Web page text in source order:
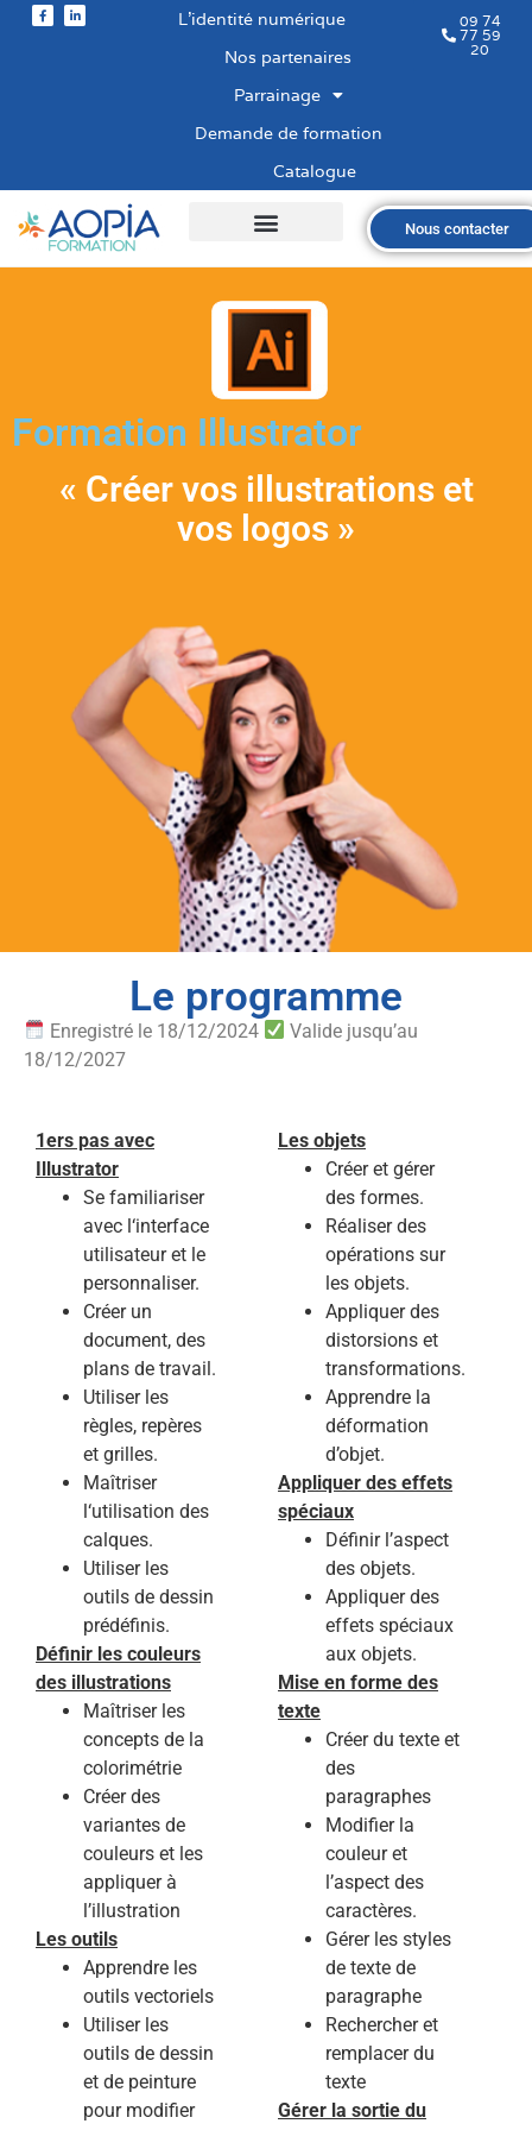
L’identité numérique
Nos partenaires
Parrainage
Demande de formation
Catalogue
09 74
77 59
20
Nous contacter
Formation Illustrator
« Créer vos illustrations et
vos logos »
Le programme
Enregistré le 18/12/2024
Valide jusqu’au
18/12/2027
1ers pas avec
Illustrator
Se familiariser
avec l‘interface
utilisateur et le
personnaliser.
Créer un
document, des
plans de travail.
Utiliser les
règles, repères
et grilles.
Maîtriser
l‘utilisation des
calques.
Utiliser les
outils de dessin
prédéfinis.
Définir les couleurs
des illustrations
Maîtriser les
concepts de la
colorimétrie
Créer des
variantes de
couleurs et les
appliquer à
l’illustration
Les outils
Apprendre les
outils vectoriels
Utiliser les
outils de dessin
et de peinture
pour modifier
Les objets
Créer et gérer
des formes.
Réaliser des
opérations sur
les objets.
Appliquer des
distorsions et
transformations.
Apprendre la
déformation
d’objet.
Appliquer des effets
spéciaux
Définir l’aspect
des objets.
Appliquer des
effets spéciaux
aux objets.
Mise en forme des
texte
Créer du texte et
des
paragraphes
Modifier la
couleur et
l’aspect des
caractères.
Gérer les styles
de texte de
paragraphe
Rechercher et
remplacer du
texte
Gérer la sortie du